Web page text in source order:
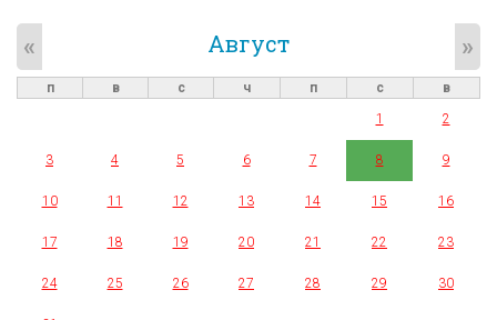
Август
« »
п в с ч п с
в
1
2
3 4 5 6 7 8 9
10 11 12 13 14 15 16
17 18 19 20 21 22 23
24 25 26 27 28 29 30